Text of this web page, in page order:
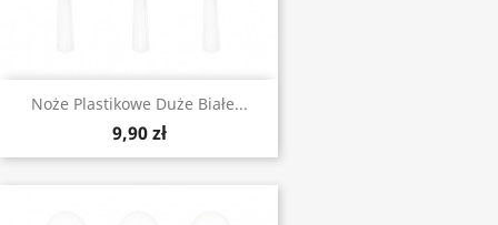
Noże Plastikowe Duże Białe...
9,90 zł